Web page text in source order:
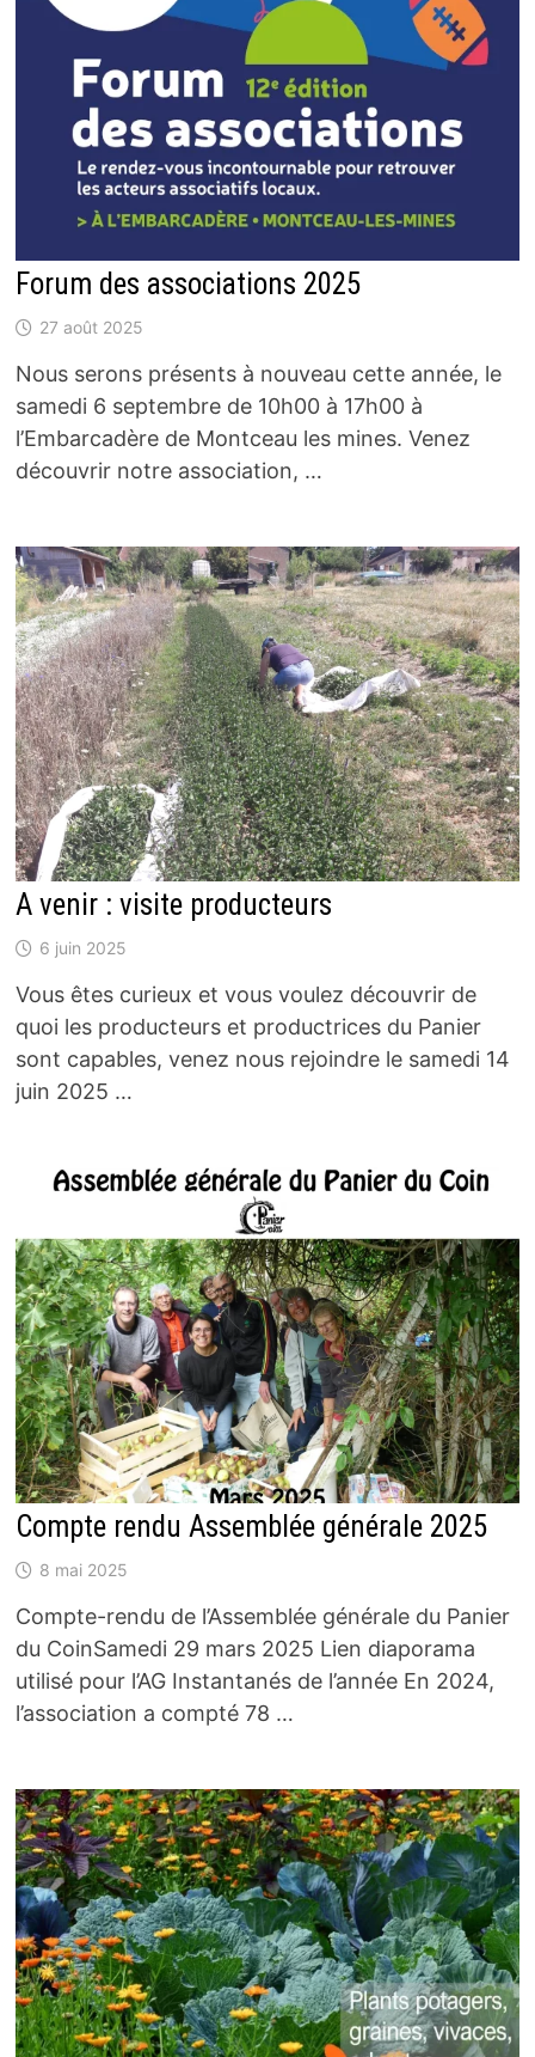
Forum des associations 2025
27 août 2025
Nous serons présents à nouveau cette année, le
samedi 6 septembre de 10h00 à 17h00 à
l’Embarcadère de Montceau les mines. Venez
découvrir notre association, …
A venir : visite producteurs
6 juin 2025
Vous êtes curieux et vous voulez découvrir de
quoi les producteurs et productrices du Panier
sont capables, venez nous rejoindre le samedi 14
juin 2025 …
Compte rendu Assemblée générale 2025
8 mai 2025
Compte-rendu de l’Assemblée générale du Panier
du CoinSamedi 29 mars 2025 Lien diaporama
utilisé pour l’AG Instantanés de l’année En 2024,
l’association a compté 78 …